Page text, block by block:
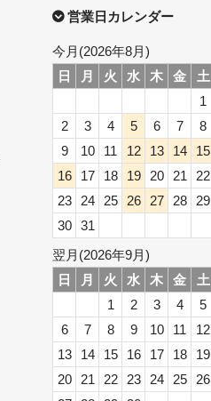
営業日カレンダー
今月(2026年8月)
日
月 火 水 木 金
土
1
2
3 4 5 6 7
8
9
10 11 12 13 14
15
16
17 18 19 20 21
22
23
24 25 26 27 28
29
30
31
翌月(2026年9月)
日
月 火 水 木 金
土
1
2 3 4
5
6
7 8 9 10 11
12
13
14 15 16 17 18
19
20
21 22 23 24 25
26